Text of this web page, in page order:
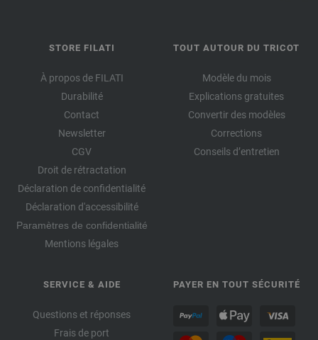
STORE FILATI
À propos de FILATI
Durabilité
Contact
Newsletter
CGV
Droit de rétractation
Déclaration de confidentialité
Déclaration d'accessibilité
Paramètres de confidentialité
Mentions légales
TOUT AUTOUR DU TRICOT
Modèle du mois
Explications gratuites
Convertir des modèles
Corrections
Conseils d’entretien
SERVICE & AIDE
Questions et réponses
Frais de port
PAYER EN TOUT SÉCURITÉ